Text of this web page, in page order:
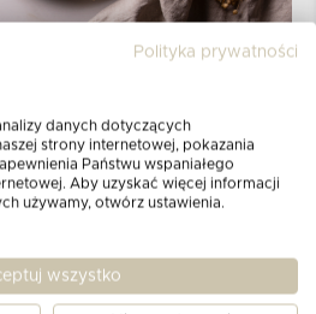
klientów
Polityka prywatności
danych dotyczących
strony internetowej, pokazania
Państwu wspaniałego
Aby uzyskać więcej informacji
używamy, otwórz ustawienia.
wszystko